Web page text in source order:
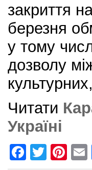
закриття
березня
у тому
дозволу
Читати
Україні
F
T
Pi